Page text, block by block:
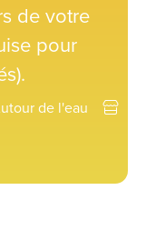
de votre
pour
de l'eau